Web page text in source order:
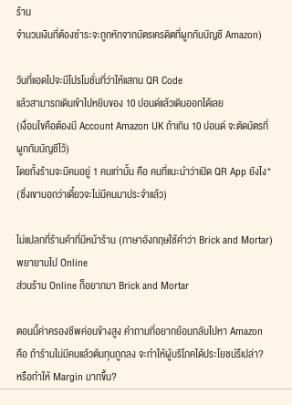
ร้าน
จำนวนเงินที่ต้องชำระจะถูกหักจากบัตรเครดิตที่ผูกกับบัญชี Amazon)
วันที่แอดไปจะมีโปรโมชั่นที่ว่าให้แสกน QR Code
แล้วสามารถเดินเข้าไปหยิบของ 10 ปอนด์แล้วเดินออกได้เลย
(เงื่อนไขคือต้องมี Account Amazon UK ถ้าเกิน 10 ปอนด์ จะตัดบัตรที่
ผูกกับบัญชีไว้)
โดยทั้งร้านจะมีคนอยู่ 1 คนเท่านั้น คือ คนที่แนะนำว่าเปิด QR App ยังไง*
(ซึ่งเขาบอกว่าเดี๋ยวจะไม่มีคนมาประจำแล้ว)
ไม่แปลกที่ร้านค้าที่มีหน้าร้าน (ภาษาอังกฤษใช้คำว่า Brick and Mortar)
พยายามไป Online
ส่วนร้าน Online ก็อยากมา Brick and Mortar
ตอนนี้ค่าครองชีพค่อนข้างสูง คำถามที่อยากย้อนกลับไปหา Amazon
คือ ถ้าร้านไม่มีคนแล้วต้นทุนถูกลง จะทำให้ผู้บริโภคได้ประโยชน์รึเปล่า?
หรือทำให้ Margin มากขึ้น?